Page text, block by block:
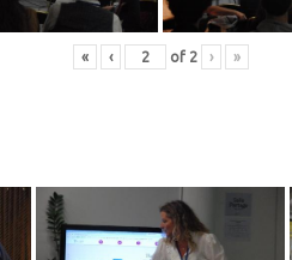
« ‹ of 2 › »